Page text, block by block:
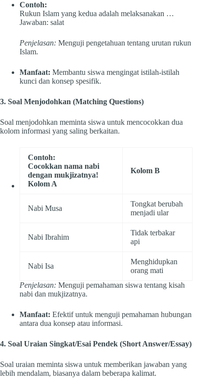
Contoh:
Rukun Islam yang kedua adalah melaksanakan …
Jawaban: salat
Penjelasan: Menguji pengetahuan tentang urutan rukun
Islam.
Manfaat: Membantu siswa mengingat istilah-istilah
kunci dan konsep spesifik.
3. Soal Menjodohkan (Matching Questions)
Soal menjodohkan meminta siswa untuk mencocokkan dua
kolom informasi yang saling berkaitan.
Contoh:
Cocokkan nama nabi
dengan mukjizatnya!
Kolom A
Kolom B
Nabi Musa
Tongkat berubah
menjadi ular
Nabi Ibrahim
Tidak terbakar
api
Nabi Isa
Menghidupkan
orang mati
Penjelasan: Menguji pemahaman siswa tentang kisah
nabi dan mukjizatnya.
Manfaat: Efektif untuk menguji pemahaman hubungan
antara dua konsep atau informasi.
4. Soal Uraian Singkat/Esai Pendek (Short Answer/Essay)
Soal uraian meminta siswa untuk memberikan jawaban yang
lebih mendalam, biasanya dalam beberapa kalimat.